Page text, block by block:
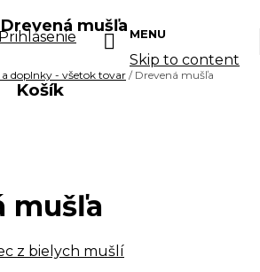
Prihlásenie
Košík
MENU
Skip to content
Drevená mušľa
a doplnky - všetok tovar / Drevená mušľa
mušľa
z bielych mušlí